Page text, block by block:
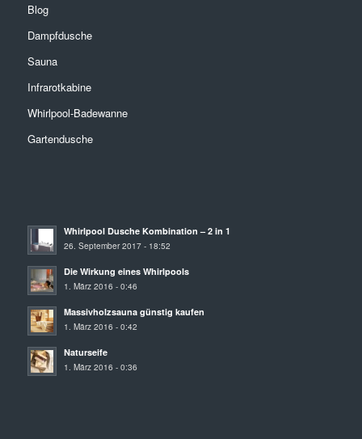
Blog
Dampfdusche
Sauna
Infrarotkabine
Whirlpool-Badewanne
Gartendusche
Whirlpool Dusche Kombination – 2 in 1
26. September 2017 - 18:52
Die Wirkung eines Whirlpools
1. März 2016 - 0:46
Massivholzsauna günstig kaufen
1. März 2016 - 0:42
Naturseife
1. März 2016 - 0:36